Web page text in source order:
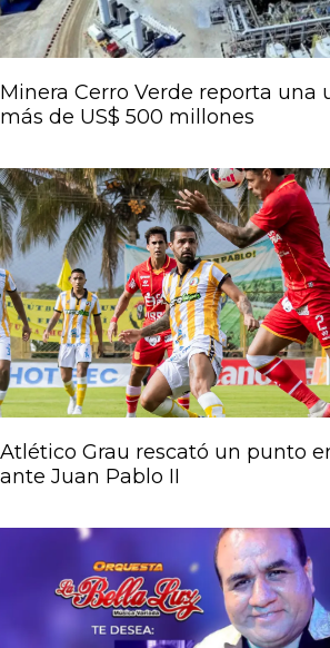
Minera Cerro Verde reporta una
más de US$ 500 millones
Atlético Grau rescató un punto
ante Juan Pablo II